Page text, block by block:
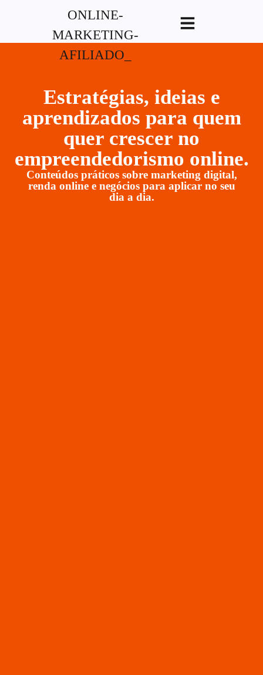
G-XVBZZCFH00pub-
5970489886047746AW-17954400846.
Estratégias, ideias e
aprendizados para quem
quer crescer no
empreendedorismo online.
Conteúdos práticos sobre marketing digital,
renda online e negócios para aplicar no seu
dia a dia.